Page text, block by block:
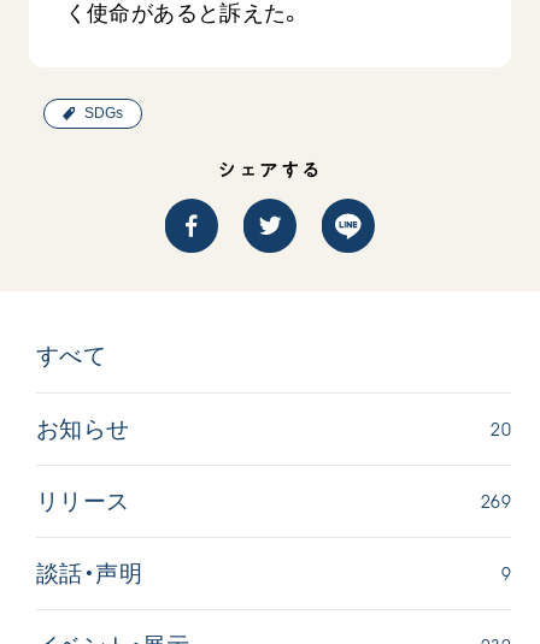
く使命があると訴えた。
SDGs
シェアする
すべて
お知らせ 20
リリース 269
談話・声明 9